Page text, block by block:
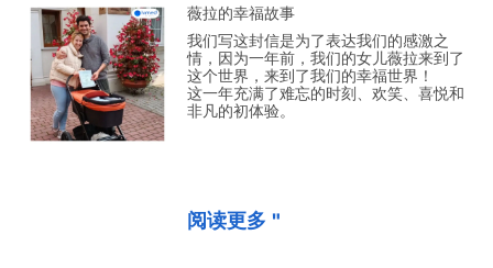
薇拉的幸福故事
我们写这封信是为了表达我们的感激之
情，因为一年前，我们的女儿薇拉来到了
这个世界，来到了我们的幸福世界！
这一年充满了难忘的时刻、欢笑、喜悦和
非凡的初体验。
阅读更多 "